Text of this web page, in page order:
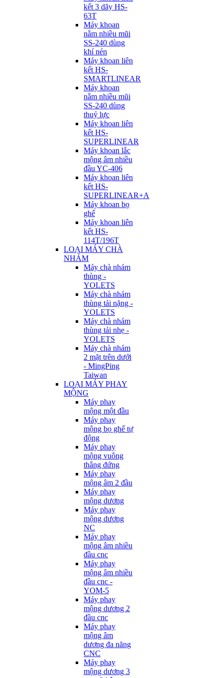
kết 3 dãy HS-
63T
Máy khoan
nằm nhiều mũi
SS-240 dùng
khí nén
Máy khoan liên
kết HS-
SMARTLINEAR
Máy khoan
nằm nhiều mũi
SS-240 dùng
thuỷ lực
Máy khoan liên
kết HS-
SUPERLINEAR
Máy khoan lắc
mộng âm nhiều
đầu YC-406
Máy khoan liên
kết HS-
SUPERLINEAR+A
Máy khoan bọ
ghế
Máy khoan liên
kết HS-
114T/196T
LOẠI MÁY CHÀ
NHÁM
Máy chà nhám
thùng -
YOLETS
Máy chà nhám
thùng tải nặng -
YOLETS
Máy chà nhám
thùng tải nhẹ -
YOLETS
Máy chà nhám
2 mặt trên dưới
- MingPing
Taiwan
LOẠI MÁY PHAY
MỘNG
Máy phay
mộng một đầu
Máy phay
mộng bọ ghế tự
động
Máy phay
mộng vuông
thẳng đứng
Máy phay
mộng âm 2 đầu
Máy phay
mộng dương
Máy phay
mộng dương
NC
Máy phay
mộng âm nhiều
đầu cnc
Máy phay
mộng âm nhiều
đầu cnc -
YOM-5
Máy phay
mộng dương 2
đầu cnc
Máy phay
mộng âm
dương đa năng
CNC
Máy phay
mộng dương 3